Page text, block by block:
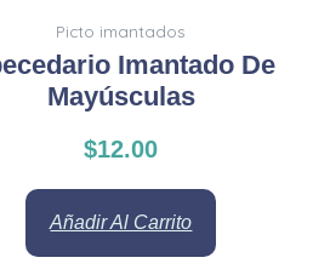
Picto imantados
Imantado De
Mayúsculas
$12.00
Añadir Al Carrito